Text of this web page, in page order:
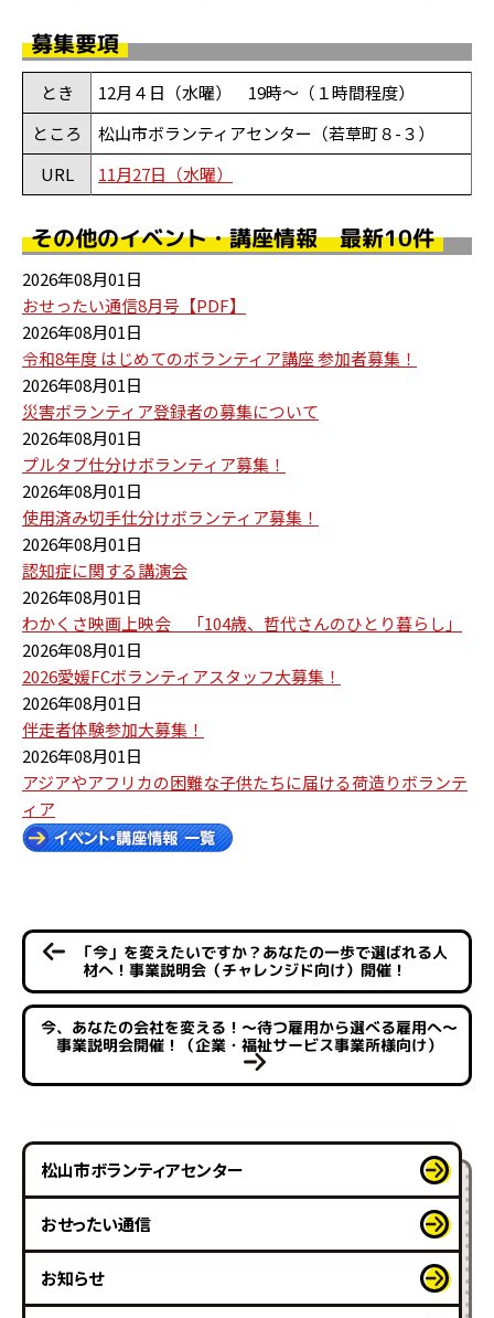
募集要項
とき
12月４日（水曜） 19時～（１時間程度）
ところ
松山市ボランティアセンター（若草町８-３）
URL
11月27日（水曜）
その他のイベント・講座情報 最新10件
2026年08月01日
おせったい通信8月号【PDF】
2026年08月01日
令和8年度 はじめてのボランティア講座 参加者募集！
2026年08月01日
災害ボランティア登録者の募集について
2026年08月01日
プルタブ仕分けボランティア募集！
2026年08月01日
使用済み切手仕分けボランティア募集！
2026年08月01日
認知症に関する講演会
2026年08月01日
わかくさ映画上映会 「104歳、哲代さんのひとり暮らし」
2026年08月01日
2026愛媛FCボランティアスタッフ大募集！
2026年08月01日
伴走者体験参加大募集！
2026年08月01日
アジアやアフリカの困難な子供たちに届ける荷造りボランテ
ィア
「今」を変えたいですか？あなたの一歩で選ばれる人
材へ！事業説明会（チャレンジド向け）開催！
今、あなたの会社を変える！～待つ雇用から選べる雇用へ～
事業説明会開催！（企業・福祉サービス事業所様向け）
松山市ボランティアセンター
おせったい通信
お知らせ